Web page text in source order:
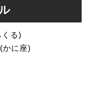
る)
かに座)